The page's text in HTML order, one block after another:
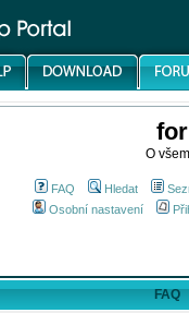
O
FAQ Hledat
Osobní nastavení
FAQ